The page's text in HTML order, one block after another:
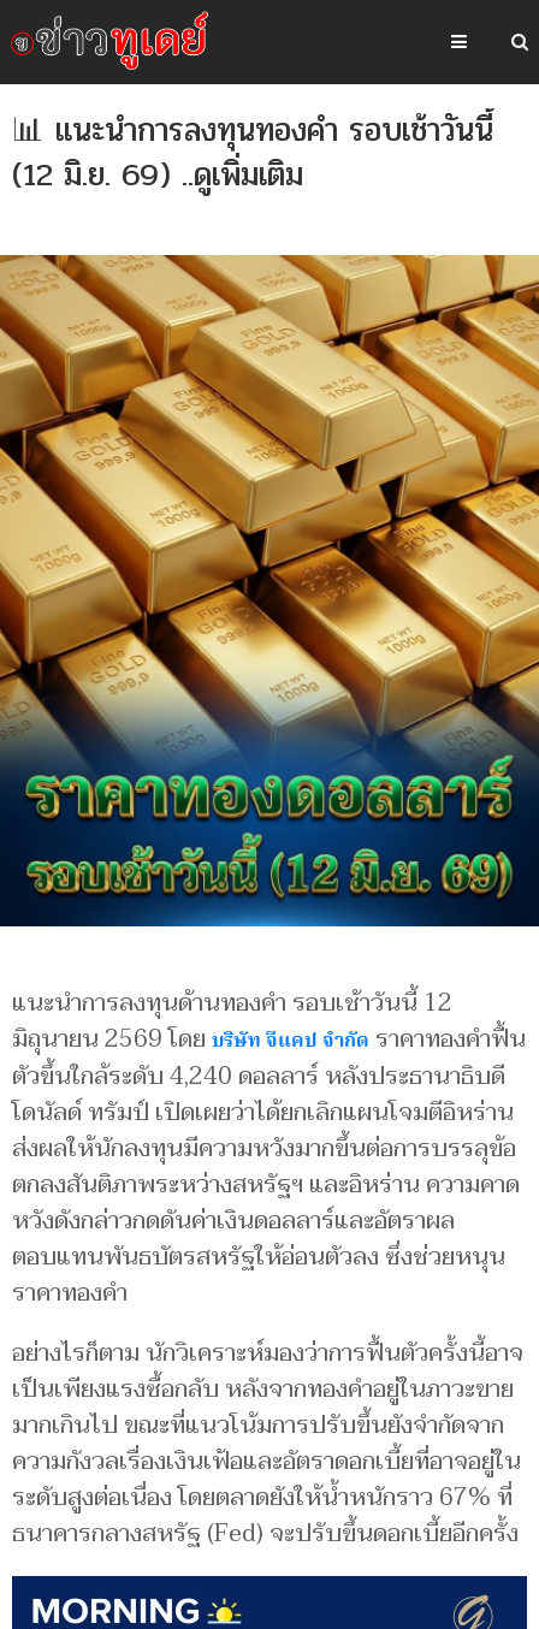
📊 แนะนำการลงทุนทองคำ รอบเช้าวันนี้
(12 มิ.ย. 69) ..ดูเพิ่มเติม
แนะนำการลงทุนด้านทองคำ รอบเช้าวันนี้ 12
มิถุนายน 2569 โดย บริษัท จีแคป จำกัด ราคาทองคำฟื้น
ตัวขึ้นใกล้ระดับ 4,240 ดอลลาร์ หลังประธานาธิบดี
โดนัลด์ ทรัมป์ เปิดเผยว่าได้ยกเลิกแผนโจมตีอิหร่าน
ส่งผลให้นักลงทุนมีความหวังมากขึ้นต่อการบรรลุข้อ
ตกลงสันติภาพระหว่างสหรัฐฯ และอิหร่าน ความคาด
หวังดังกล่าวกดดันค่าเงินดอลลาร์และอัตราผล
ตอบแทนพันธบัตรสหรัฐให้อ่อนตัวลง ซึ่งช่วยหนุน
ราคาทองคำ
อย่างไรก็ตาม นักวิเคราะห์มองว่าการฟื้นตัวครั้งนี้อาจ
เป็นเพียงแรงซื้อกลับ หลังจากทองคำอยู่ในภาวะขาย
มากเกินไป ขณะที่แนวโน้มการปรับขึ้นยังจำกัดจาก
ความกังวลเรื่องเงินเฟ้อและอัตราดอกเบี้ยที่อาจอยู่ใน
ระดับสูงต่อเนื่อง โดยตลาดยังให้น้ำหนักราว 67% ที่
ธนาคารกลางสหรัฐ (Fed) จะปรับขึ้นดอกเบี้ยอีกครั้ง